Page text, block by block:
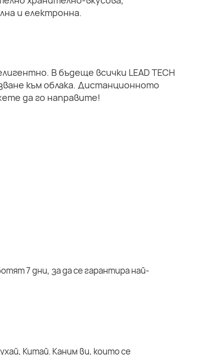
и електронна.
В бъдеще всички LEAD TECH
към облака. Дистанционното
да го направите!
7 дни, за да се гарантира най-
Китай. Каним ви, които се